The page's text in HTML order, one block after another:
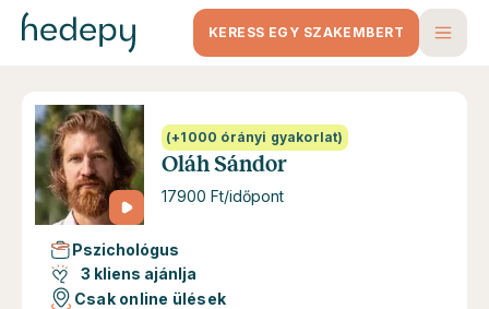
KERESS EGY SZAKEMBERT
(+1000 órányi gyakorlat)
Oláh Sándor
17900 Ft/időpont
Pszichológus
3 kliens ajánlja
Csak online ülések